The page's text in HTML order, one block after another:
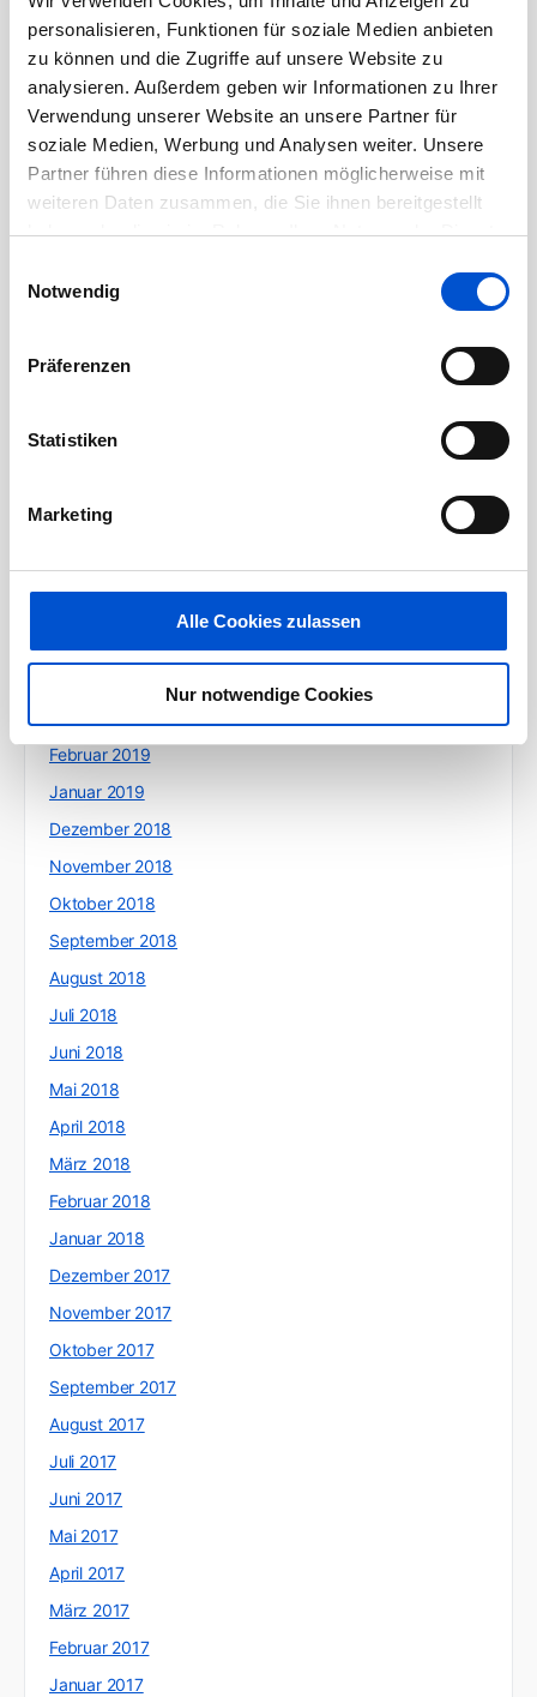
personalisieren, Funktionen für soziale Medien anbieten
zu können und die Zugriffe auf unsere Website zu
analysieren. Außerdem geben wir Informationen zu Ihrer
Verwendung unserer Website an unsere Partner für
soziale Medien, Werbung und Analysen weiter. Unsere
Partner führen diese Informationen möglicherweise mit
weiteren Daten zusammen, die Sie ihnen bereitgestellt
haben oder die sie im Rahmen Ihrer Nutzung der Dienste
Notwendig
Präferenzen
Statistiken
Marketing
Alle Cookies zulassen
Nur notwendige Cookies
Oktober 2020
September 2020
August 2020
Juli 2020
Mai 2020
April 2020
Februar 2020
August 2019
Juli 2019
Februar 2019
Januar 2019
Dezember 2018
November 2018
Oktober 2018
September 2018
August 2018
Juli 2018
Juni 2018
Mai 2018
April 2018
März 2018
Februar 2018
Januar 2018
Dezember 2017
November 2017
Oktober 2017
September 2017
August 2017
Juli 2017
Juni 2017
Mai 2017
April 2017
März 2017
Februar 2017
Januar 2017